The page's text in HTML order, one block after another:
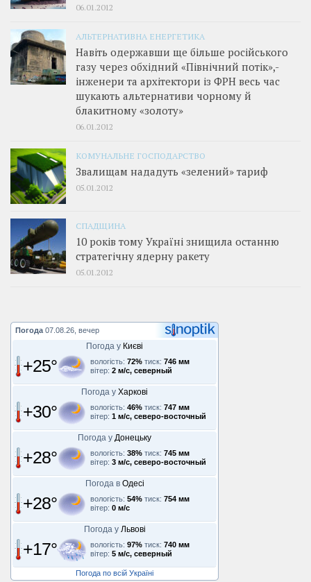
06.01.2012
АЛЬТЕРНАТИВНА ЕНЕРГЕТИКА
Навіть одержавши ще більше російського
газу через обхідний «Північний потік»,­
інженери та архітектори із ФРН весь час
шукають альтернативи чорному й
блакитному «золоту»
06.01.2012
КОМУНАЛЬНЕ ГОСПОДАРСТВО
Звалищам нададуть «зелений» тариф
05.01.2012
СПАДЩИНА
10 років тому Україні знищила останню
стратегічну ядерну ракету
05.01.2012
Погода 07.08.26, вечер
Погода у Києві
+25° вологість: 72% тиск: 746 мм
вітер: 2 м/с, северный
Погода у Харкові
+30° вологість: 46% тиск: 747 мм
вітер: 1 м/с, северо-восточный
Погода у Донецьку
+28° вологість: 38% тиск: 745 мм
вітер: 3 м/с, северо-восточный
Погода в Одесі
+28° вологість: 54% тиск: 754 мм
вітер: 0 м/с
Погода у Львові
+17° вологість: 97% тиск: 740 мм
вітер: 5 м/с, северный
Погода по всій Україні